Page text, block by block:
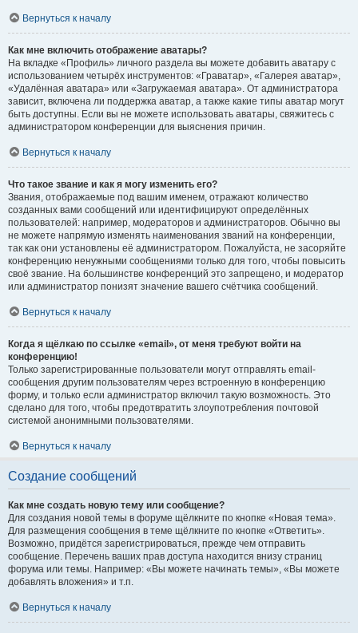
Вернуться к началу
Как мне включить отображение аватары?
На вкладке «Профиль» личного раздела вы можете добавить аватару с
использованием четырёх инструментов: «Граватар», «Галерея аватар»,
«Удалённая аватара» или «Загружаемая аватара». От администратора
зависит, включена ли поддержка аватар, а также какие типы аватар могут
быть доступны. Если вы не можете использовать аватары, свяжитесь с
администратором конференции для выяснения причин.
Вернуться к началу
Что такое звание и как я могу изменить его?
Звания, отображаемые под вашим именем, отражают количество
созданных вами сообщений или идентифицируют определённых
пользователей: например, модераторов и администраторов. Обычно вы
не можете напрямую изменять наименования званий на конференции,
так как они установлены её администратором. Пожалуйста, не засоряйте
конференцию ненужными сообщениями только для того, чтобы повысить
своё звание. На большинстве конференций это запрещено, и модератор
или администратор понизят значение вашего счётчика сообщений.
Вернуться к началу
Когда я щёлкаю по ссылке «email», от меня требуют войти на
конференцию!
Только зарегистрированные пользователи могут отправлять email-
сообщения другим пользователям через встроенную в конференцию
форму, и только если администратор включил такую возможность. Это
сделано для того, чтобы предотвратить злоупотребления почтовой
системой анонимными пользователями.
Вернуться к началу
Создание сообщений
Как мне создать новую тему или сообщение?
Для создания новой темы в форуме щёлкните по кнопке «Новая тема».
Для размещения сообщения в теме щёлкните по кнопке «Ответить».
Возможно, придётся зарегистрироваться, прежде чем отправить
сообщение. Перечень ваших прав доступа находится внизу страниц
форума или темы. Например: «Вы можете начинать темы», «Вы можете
добавлять вложения» и т.п.
Вернуться к началу